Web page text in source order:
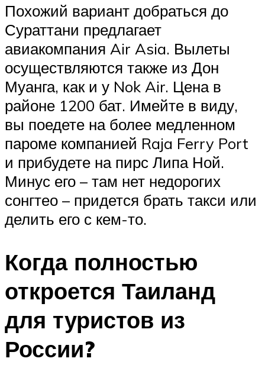
Похожий вариант добраться до
Сураттани предлагает
авиакомпания Air Asia. Вылеты
осуществляются также из Дон
Муанга, как и у Nok Air. Цена в
районе 1200 бат. Имейте в виду,
вы поедете на более медленном
пароме компанией Raja Ferry Port
и прибудете на пирс Липа Ной.
Минус его – там нет недорогих
сонгтео – придется брать такси или
делить его с кем-то.
Когда полностью
откроется Таиланд
для туристов из
России?